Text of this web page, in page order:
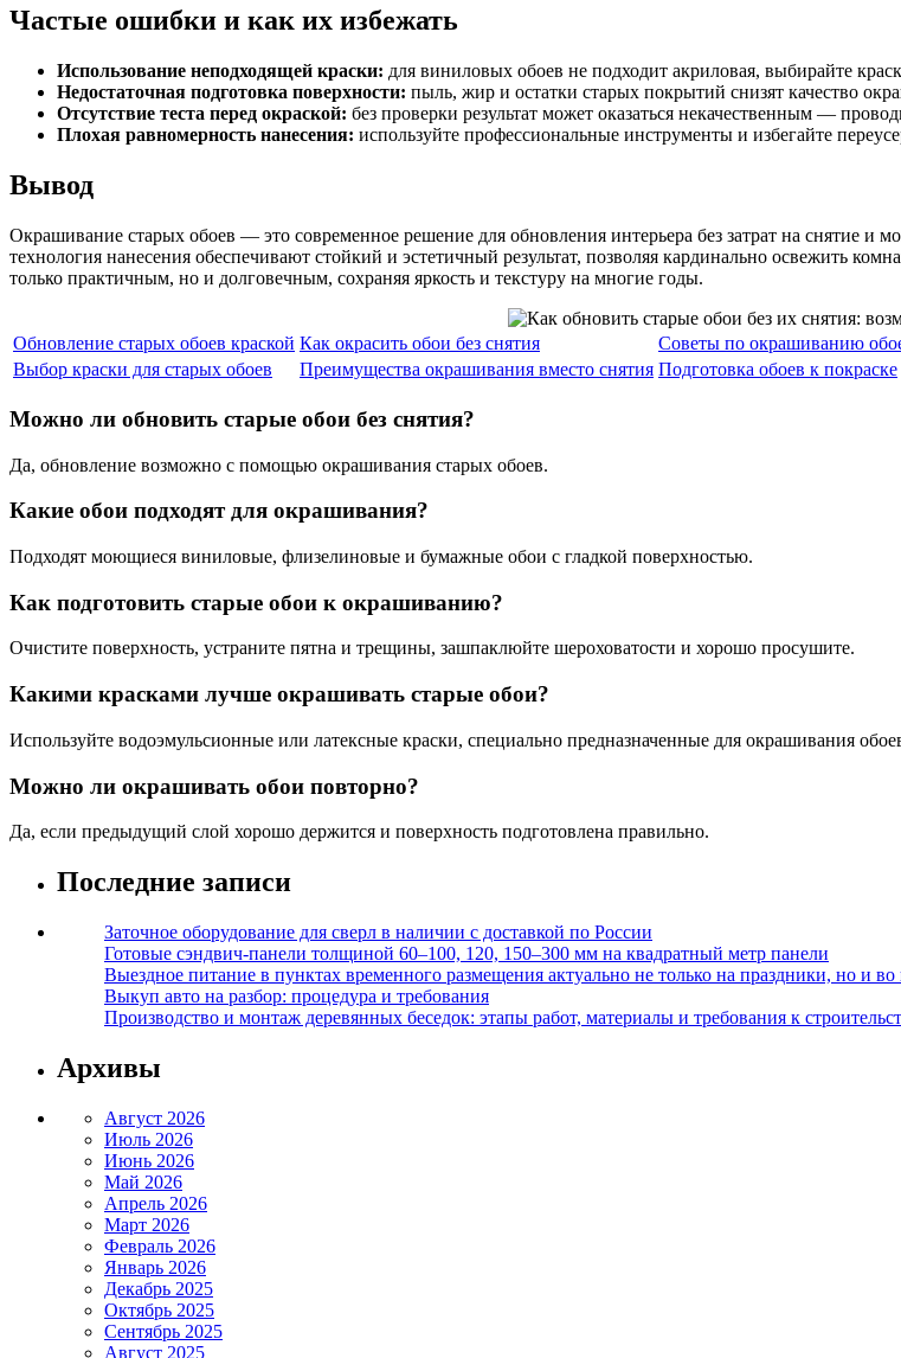
Частые ошибки и как их избежать
Использование неподходящей краски: для виниловых обоев не подходит акриловая, выбирайте
Недостаточная подготовка поверхности: пыль, жир и остатки старых покрытий снизят качество
Отсутствие теста перед окраской: без проверки результат может оказаться некачественным —
Плохая равномерность нанесения: используйте профессиональные инструменты и избегайте
Вывод
Окрашивание старых обоев — это современное решение для обновления интерьера без затрат на снятие
технология нанесения обеспечивают стойкий и эстетичный результат, позволяя кардинально освежить
только практичным, но и долговечным, сохраняя яркость и текстуру на многие годы.
Обновление старых обоев краской Как окрасить обои без снятия Советы по окрашиванию
Выбор краски для старых обоев
Преимущества окрашивания вместо снятия Подготовка обоев к покраске
Можно ли обновить старые обои без снятия?
Да, обновление возможно с помощью окрашивания старых обоев.
Какие обои подходят для окрашивания?
Подходят моющиеся виниловые, флизелиновые и бумажные обои с гладкой поверхностью.
Как подготовить старые обои к окрашиванию?
Очистите поверхность, устраните пятна и трещины, зашпаклюйте шероховатости и хорошо просушите.
Какими красками лучше окрашивать старые обои?
Используйте водоэмульсионные или латексные краски, специально предназначенные для окрашивания
Можно ли окрашивать обои повторно?
Да, если предыдущий слой хорошо держится и поверхность подготовлена правильно.
Последние записи
Заточное оборудование для сверл в наличии с доставкой по России
Готовые сэндвич-панели толщиной 60–100, 120, 150–300 мм на квадратный метр панели
Выездное питание в пунктах временного размещения актуально не только на праздники, но и
Выкуп авто на разбор: процедура и требования
Производство и монтаж деревянных беседок: этапы работ, материалы и требования к
Архивы
Август 2026
Июль 2026
Июнь 2026
Май 2026
Апрель 2026
Март 2026
Февраль 2026
Январь 2026
Декабрь 2025
Октябрь 2025
Сентябрь 2025
Август 2025